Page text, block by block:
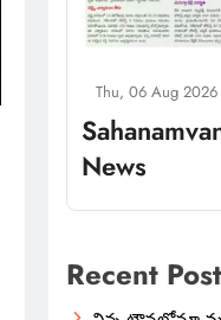
Thu, 06 Aug
News
Recent